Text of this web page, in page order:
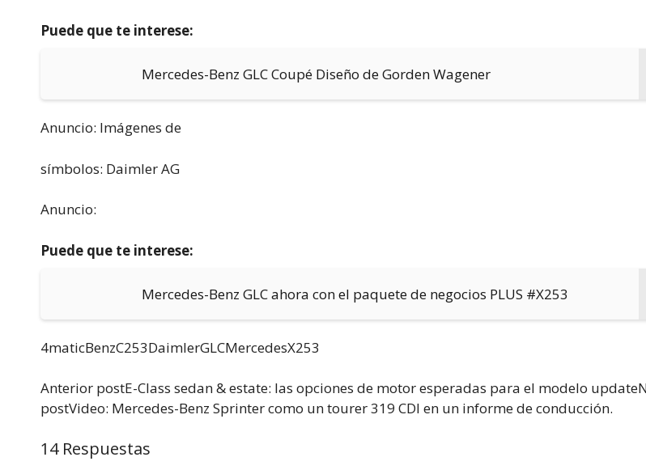
Puede que te interese:
Mercedes-Benz GLC Coupé Diseño de Gorden Wagener
Anuncio: Imágenes de
símbolos: Daimler AG
Anuncio:
Puede que te interese:
Mercedes-Benz GLC ahora con el paquete de negocios PLUS #X253
4maticBenzC253DaimlerGLCMercedesX253
Anterior postE-Class sedan & estate: las opciones de motor esperadas para el modelo
postVideo: Mercedes-Benz Sprinter como un tourer 319 CDI en un informe de conducción.
14 Respuestas